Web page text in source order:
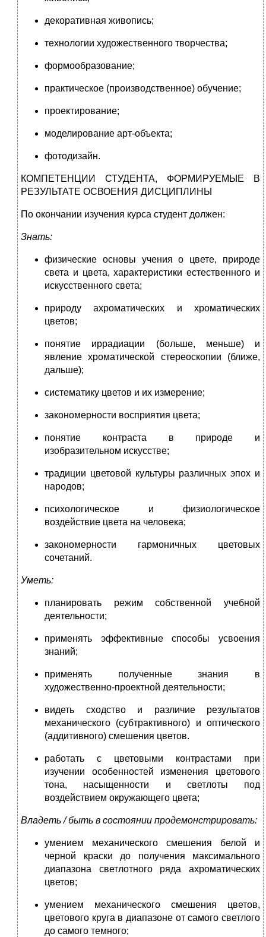
декоративная живопись;
технологии художественного творчества;
формообразование;
практическое (производственное) обучение;
проектирование;
моделирование арт-объекта;
фотодизайн.
КОМПЕТЕНЦИИ СТУДЕНТА, ФОРМИРУЕМЫЕ В
РЕЗУЛЬТАТЕ ОСВОЕНИЯ ДИСЦИПЛИНЫ
По окончании изучения курса студент должен:
Знать:
физические основы учения о цвете, природе
света и цвета, характеристики естественного и
искусственного света;
природу ахроматических и хроматических
цветов;
понятие иррадиации (больше, меньше) и
явление хроматической стереоскопии (ближе,
дальше);
систематику цветов и их измерение;
закономерности восприятия цвета;
понятие контраста в природе и
изобразительном искусстве;
традиции цветовой культуры различных эпох и
народов;
психологическое и физиологическое
воздействие цвета на человека;
закономерности гармоничных цветовых
сочетаний.
Уметь:
планировать режим собственной учебной
деятельности;
применять эффективные способы усвоения
знаний;
применять полученные знания в
художественно-проектной деятельности;
видеть сходство и различие результатов
механического (субтрактивного) и оптического
(аддитивного) смешения цветов.
работать с цветовыми контрастами при
изучении особенностей изменения цветового
тона, насыщенности и светлоты под
воздействием окружающего цвета;
Владеть / быть в состоянии продемонстрировать:
умением механического смешения белой и
черной краски до получения максимального
диапазона светлотного ряда ахроматических
цветов;
умением механического смешения цветов,
цветового круга в диапазоне от самого светлого
до самого темного;